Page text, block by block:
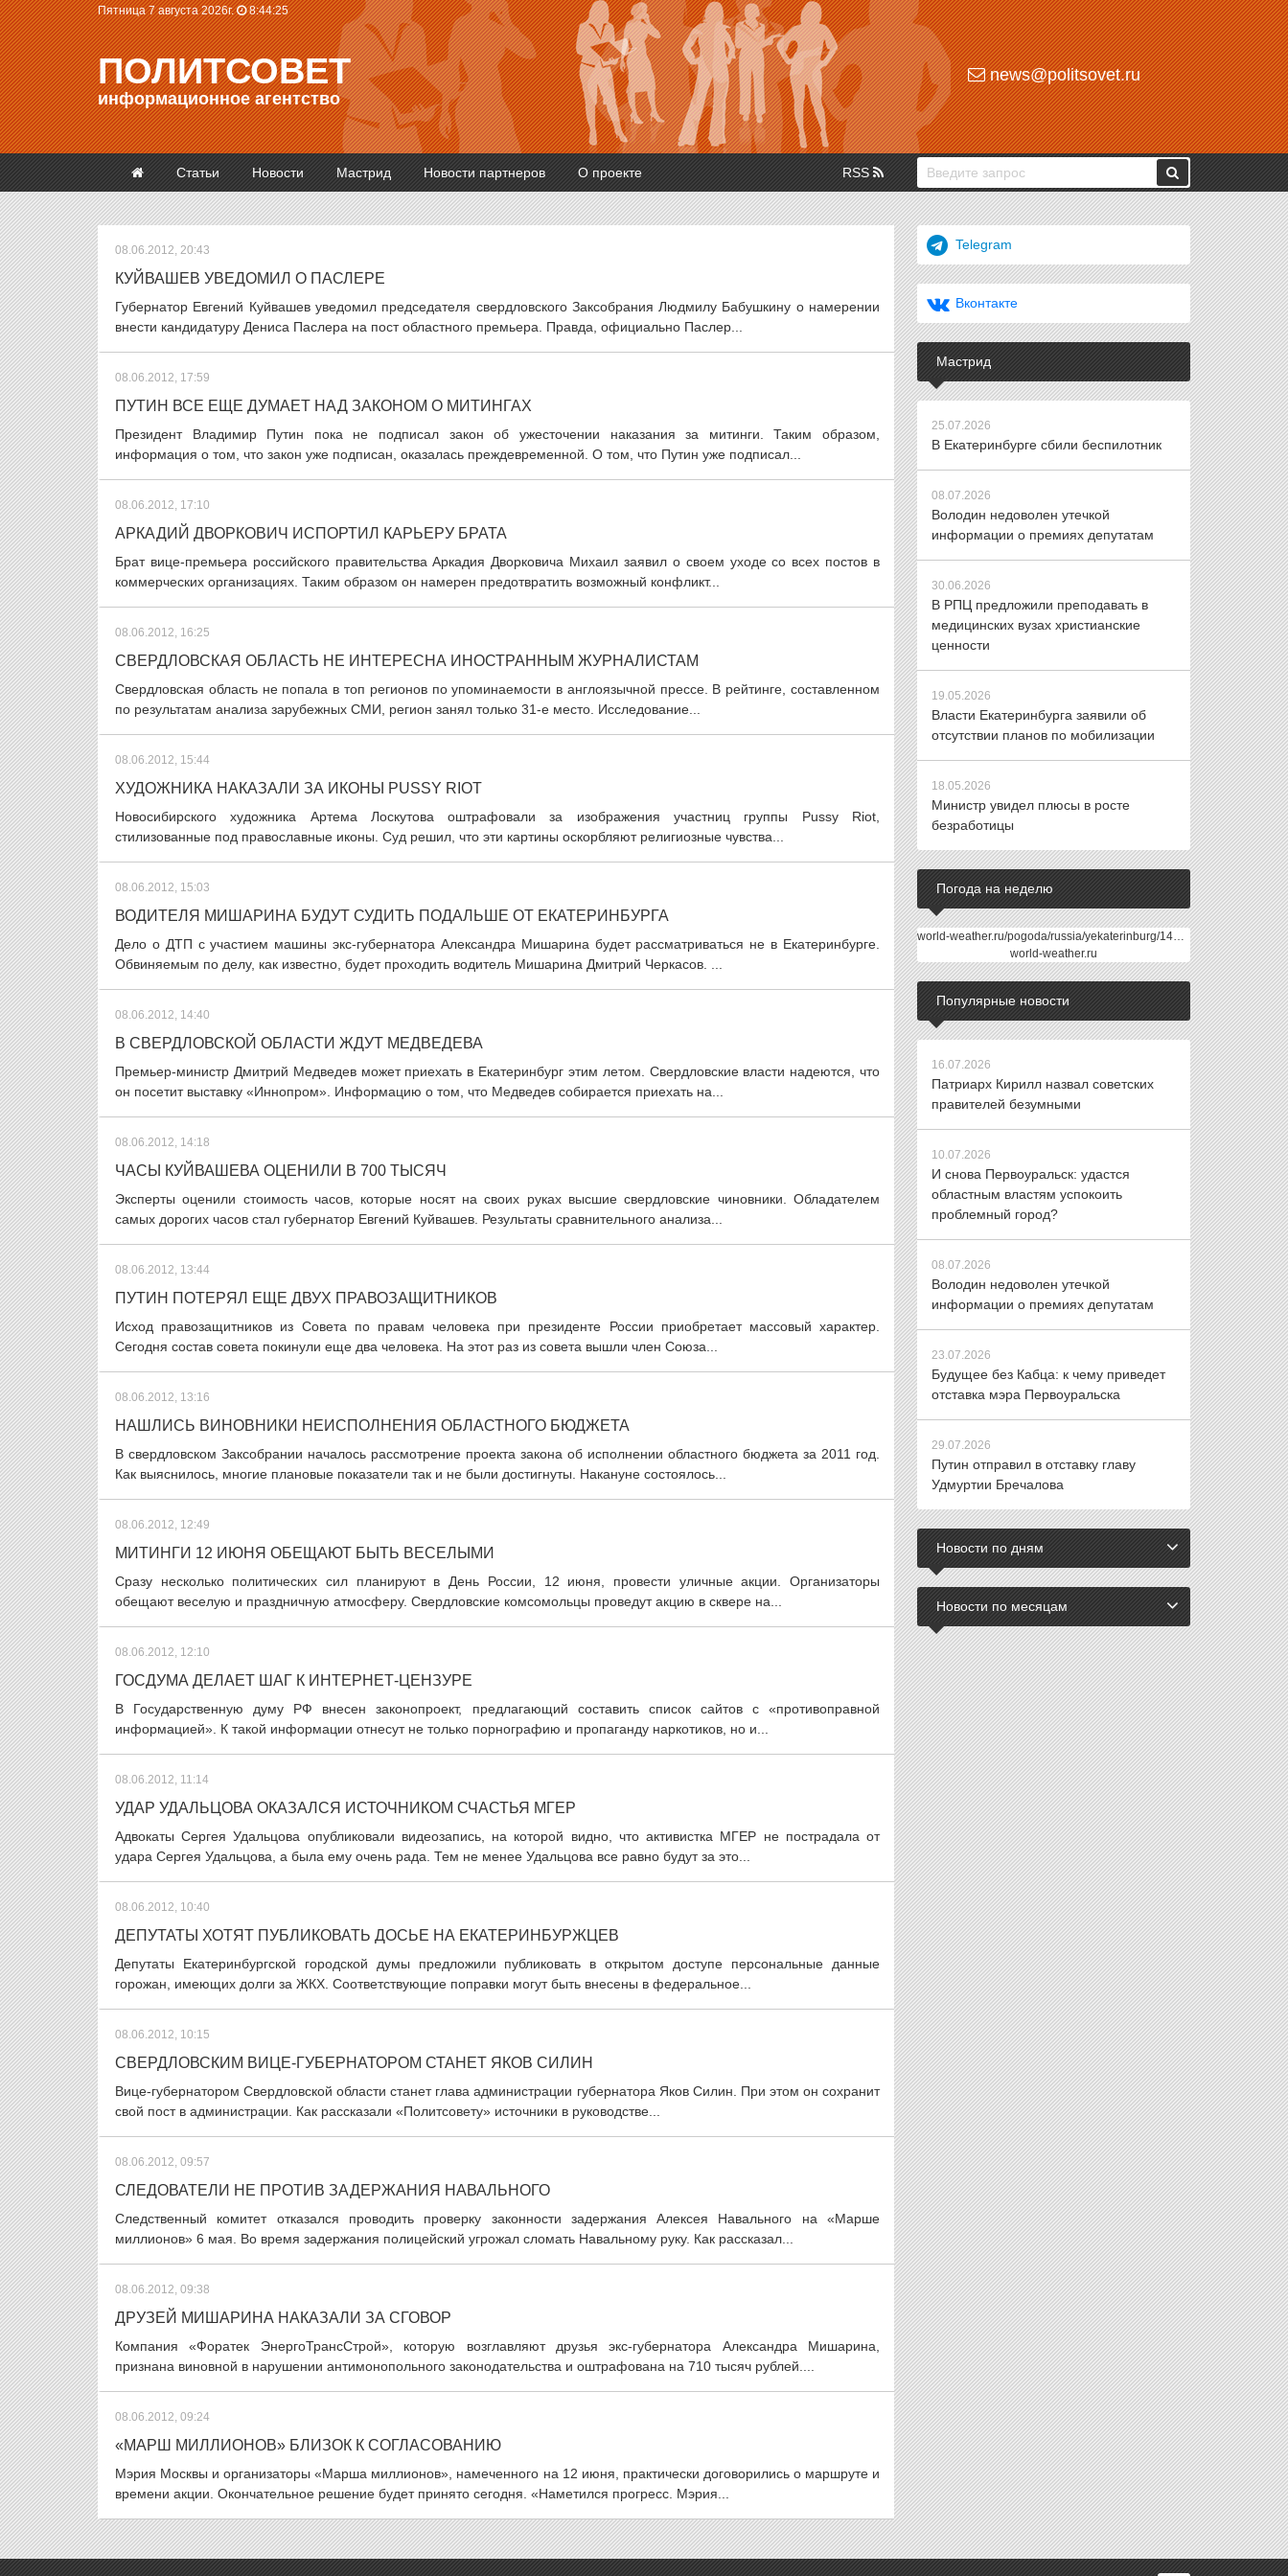
Пятница 7 августа 2026г. 8:44:25
ПОЛИТСОВЕТ
информационное агентство
news@politsovet.ru
Статьи Новости Мастрид Новости партнеров О проекте RSS
08.06.2012, 20:43
КУЙВАШЕВ УВЕДОМИЛ О ПАСЛЕРЕ
Губернатор Евгений Куйвашев уведомил председателя свердловского Заксобрания Людмилу Бабушкину о намерении
внести кандидатуру Дениса Паслера на пост областного премьера. Правда, официально Паслер...
08.06.2012, 17:59
ПУТИН ВСЕ ЕЩЕ ДУМАЕТ НАД ЗАКОНОМ О МИТИНГАХ
Президент Владимир Путин пока не подписал закон об ужесточении наказания за митинги. Таким образом,
информация о том, что закон уже подписан, оказалась преждевременной. О том, что Путин уже подписал...
08.06.2012, 17:10
АРКАДИЙ ДВОРКОВИЧ ИСПОРТИЛ КАРЬЕРУ БРАТА
Брат вице-премьера российского правительства Аркадия Дворковича Михаил заявил о своем уходе со всех постов в
коммерческих организациях. Таким образом он намерен предотвратить возможный конфликт...
08.06.2012, 16:25
СВЕРДЛОВСКАЯ ОБЛАСТЬ НЕ ИНТЕРЕСНА ИНОСТРАННЫМ ЖУРНАЛИСТАМ
Свердловская область не попала в топ регионов по упоминаемости в англоязычной прессе. В рейтинге, составленном
по результатам анализа зарубежных СМИ, регион занял только 31-е место. Исследование...
08.06.2012, 15:44
ХУДОЖНИКА НАКАЗАЛИ ЗА ИКОНЫ PUSSY RIOT
Новосибирского художника Артема Лоскутова оштрафовали за изображения участниц группы Pussy Riot,
стилизованные под православные иконы. Суд решил, что эти картины оскорбляют религиозные чувства...
08.06.2012, 15:03
ВОДИТЕЛЯ МИШАРИНА БУДУТ СУДИТЬ ПОДАЛЬШЕ ОТ ЕКАТЕРИНБУРГА
Дело о ДТП с участием машины экс-губернатора Александра Мишарина будет рассматриваться не в Екатеринбурге.
Обвиняемым по делу, как известно, будет проходить водитель Мишарина Дмитрий Черкасов. ...
08.06.2012, 14:40
В СВЕРДЛОВСКОЙ ОБЛАСТИ ЖДУТ МЕДВЕДЕВА
Премьер-министр Дмитрий Медведев может приехать в Екатеринбург этим летом. Свердловские власти надеются, что
он посетит выставку «Иннопром». Информацию о том, что Медведев собирается приехать на...
08.06.2012, 14:18
ЧАСЫ КУЙВАШЕВА ОЦЕНИЛИ В 700 ТЫСЯЧ
Эксперты оценили стоимость часов, которые носят на своих руках высшие свердловские чиновники. Обладателем
самых дорогих часов стал губернатор Евгений Куйвашев. Результаты сравнительного анализа...
08.06.2012, 13:44
ПУТИН ПОТЕРЯЛ ЕЩЕ ДВУХ ПРАВОЗАЩИТНИКОВ
Исход правозащитников из Совета по правам человека при президенте России приобретает массовый характер.
Сегодня состав совета покинули еще два человека. На этот раз из совета вышли член Союза...
08.06.2012, 13:16
НАШЛИСЬ ВИНОВНИКИ НЕИСПОЛНЕНИЯ ОБЛАСТНОГО БЮДЖЕТА
В свердловском Заксобрании началось рассмотрение проекта закона об исполнении областного бюджета за 2011 год.
Как выяснилось, многие плановые показатели так и не были достигнуты. Накануне состоялось...
08.06.2012, 12:49
МИТИНГИ 12 ИЮНЯ ОБЕЩАЮТ БЫТЬ ВЕСЕЛЫМИ
Сразу несколько политических сил планируют в День России, 12 июня, провести уличные акции. Организаторы
обещают веселую и праздничную атмосферу. Свердловские комсомольцы проведут акцию в сквере на...
08.06.2012, 12:10
ГОСДУМА ДЕЛАЕТ ШАГ К ИНТЕРНЕТ-ЦЕНЗУРЕ
В Государственную думу РФ внесен законопроект, предлагающий составить список сайтов с «противоправной
информацией». К такой информации отнесут не только порнографию и пропаганду наркотиков, но и...
08.06.2012, 11:14
УДАР УДАЛЬЦОВА ОКАЗАЛСЯ ИСТОЧНИКОМ СЧАСТЬЯ МГЕР
Адвокаты Сергея Удальцова опубликовали видеозапись, на которой видно, что активистка МГЕР не пострадала от
удара Сергея Удальцова, а была ему очень рада. Тем не менее Удальцова все равно будут за это...
08.06.2012, 10:40
ДЕПУТАТЫ ХОТЯТ ПУБЛИКОВАТЬ ДОСЬЕ НА ЕКАТЕРИНБУРЖЦЕВ
Депутаты Екатеринбургской городской думы предложили публиковать в открытом доступе персональные данные
горожан, имеющих долги за ЖКХ. Соответствующие поправки могут быть внесены в федеральное...
08.06.2012, 10:15
СВЕРДЛОВСКИМ ВИЦЕ-ГУБЕРНАТОРОМ СТАНЕТ ЯКОВ СИЛИН
Вице-губернатором Свердловской области станет глава администрации губернатора Яков Силин. При этом он сохранит
свой пост в администрации. Как рассказали «Политсовету» источники в руководстве...
08.06.2012, 09:57
СЛЕДОВАТЕЛИ НЕ ПРОТИВ ЗАДЕРЖАНИЯ НАВАЛЬНОГО
Следственный комитет отказался проводить проверку законности задержания Алексея Навального на «Марше
миллионов» 6 мая. Во время задержания полицейский угрожал сломать Навальному руку. Как рассказал...
08.06.2012, 09:38
ДРУЗЕЙ МИШАРИНА НАКАЗАЛИ ЗА СГОВОР
Компания «Форатек ЭнергоТрансСтрой», которую возглавляют друзья экс-губернатора Александра Мишарина,
признана виновной в нарушении антимонопольного законодательства и оштрафована на 710 тысяч рублей....
08.06.2012, 09:24
«МАРШ МИЛЛИОНОВ» БЛИЗОК К СОГЛАСОВАНИЮ
Мэрия Москвы и организаторы «Марша миллионов», намеченного на 12 июня, практически договорились о маршруте и
времени акции. Окончательное решение будет принято сегодня. «Наметился прогресс. Мэрия...
Telegram
Вконтакте
Мастрид
25.07.2026
В Екатеринбурге сбили беспилотник
08.07.2026
Володин недоволен утечкой
информации о премиях депутатам
30.06.2026
В РПЦ предложили преподавать в
медицинских вузах христианские
ценности
19.05.2026
Власти Екатеринбурга заявили об
отсутствии планов по мобилизации
18.05.2026
Министр увидел плюсы в росте
безработицы
Погода на неделю
world-weather.ru/pogoda/russia/yekaterinburg/14days/
world-weather.ru
Популярные новости
16.07.2026
Патриарх Кирилл назвал советских
правителей безумными
10.07.2026
И снова Первоуральск: удастся
областным властям успокоить
проблемный город?
08.07.2026
Володин недоволен утечкой
информации о премиях депутатам
23.07.2026
Будущее без Кабца: к чему приведет
отставка мэра Первоуральска
29.07.2026
Путин отправил в отставку главу
Удмуртии Бречалова
Новости по дням
Новости по месяцам